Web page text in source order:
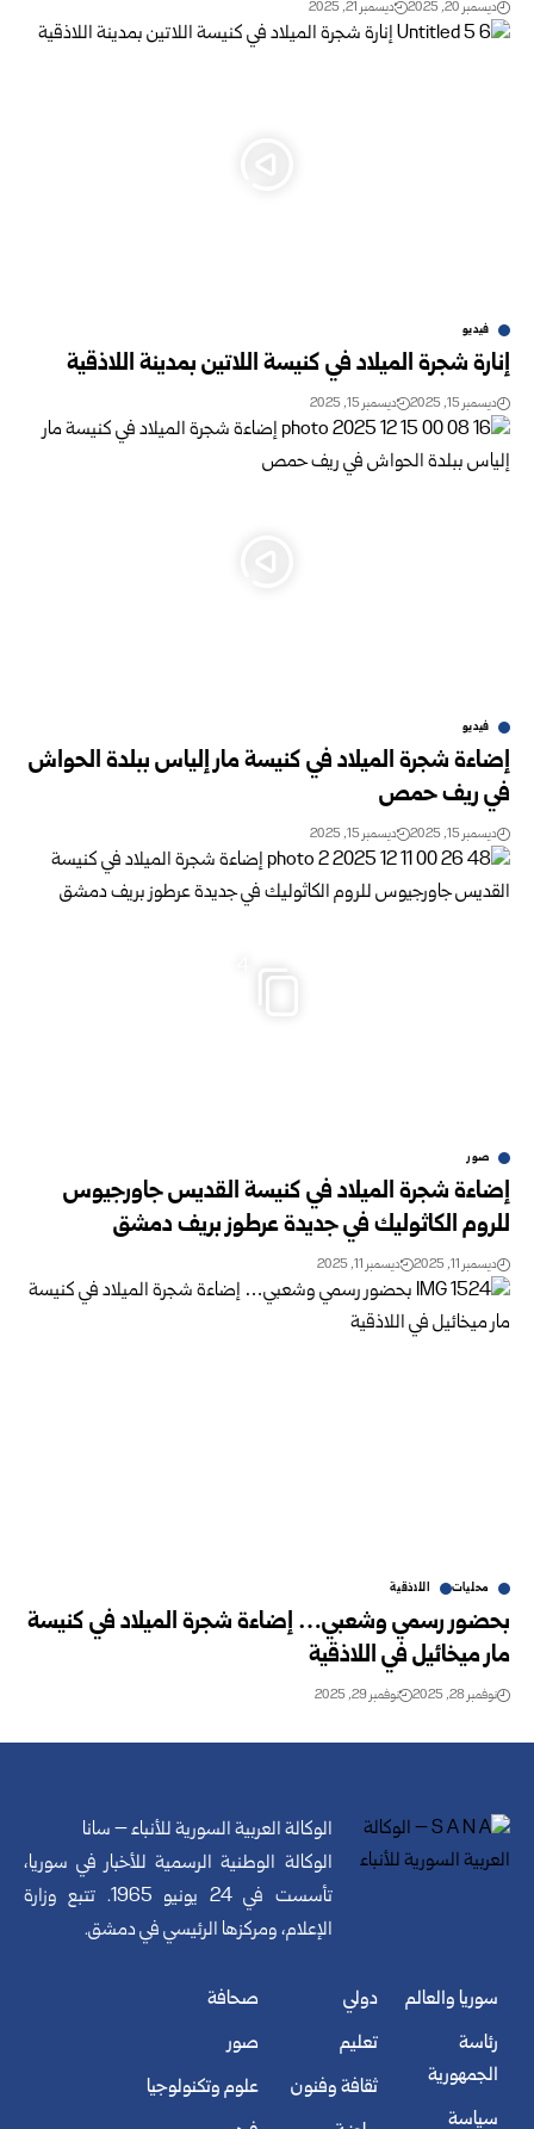
ديسمبر 20, 2025 ديسمبر 21, 2025
فيديو
إنارة شجرة الميلاد في كنيسة اللاتين بمدينة اللاذقية
ديسمبر 15, 2025 ديسمبر 15, 2025
فيديو
إضاءة شجرة الميلاد في كنيسة مار إلياس ببلدة الحواش
في ريف حمص
ديسمبر 15, 2025 ديسمبر 15, 2025
صور
إضاءة شجرة الميلاد في كنيسة القديس جاورجيوس
للروم الكاثوليك في جديدة عرطوز بريف دمشق
ديسمبر 11, 2025 ديسمبر 11, 2025
محليات اللاذقية
بحضور رسمي وشعبي… إضاءة شجرة الميلاد في كنيسة
مار ميخائيل في اللاذقية
نوفمبر 28, 2025 نوفمبر 29, 2025
الوكالة العربية السورية للأنباء – سانا
الوكالة الوطنية الرسمية للأخبار في سوريا،
تأسست في 24 يونيو 1965. تتبع وزارة
الإعلام، ومركزها الرئيسي في دمشق.
سوريا والعالم
رئاسة
الجمهورية
سياسة
دولي
تعليم
ثقافة وفنون
صحافة
صور
علوم وتكنولوجيا